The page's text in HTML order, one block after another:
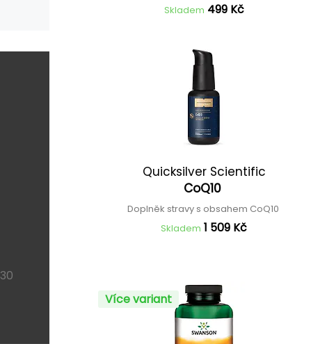
Skladem 499 Kč
Quicksilver Scientific
CoQ10
Doplněk stravy s obsahem CoQ10
Skladem 1 509 Kč
Více variant